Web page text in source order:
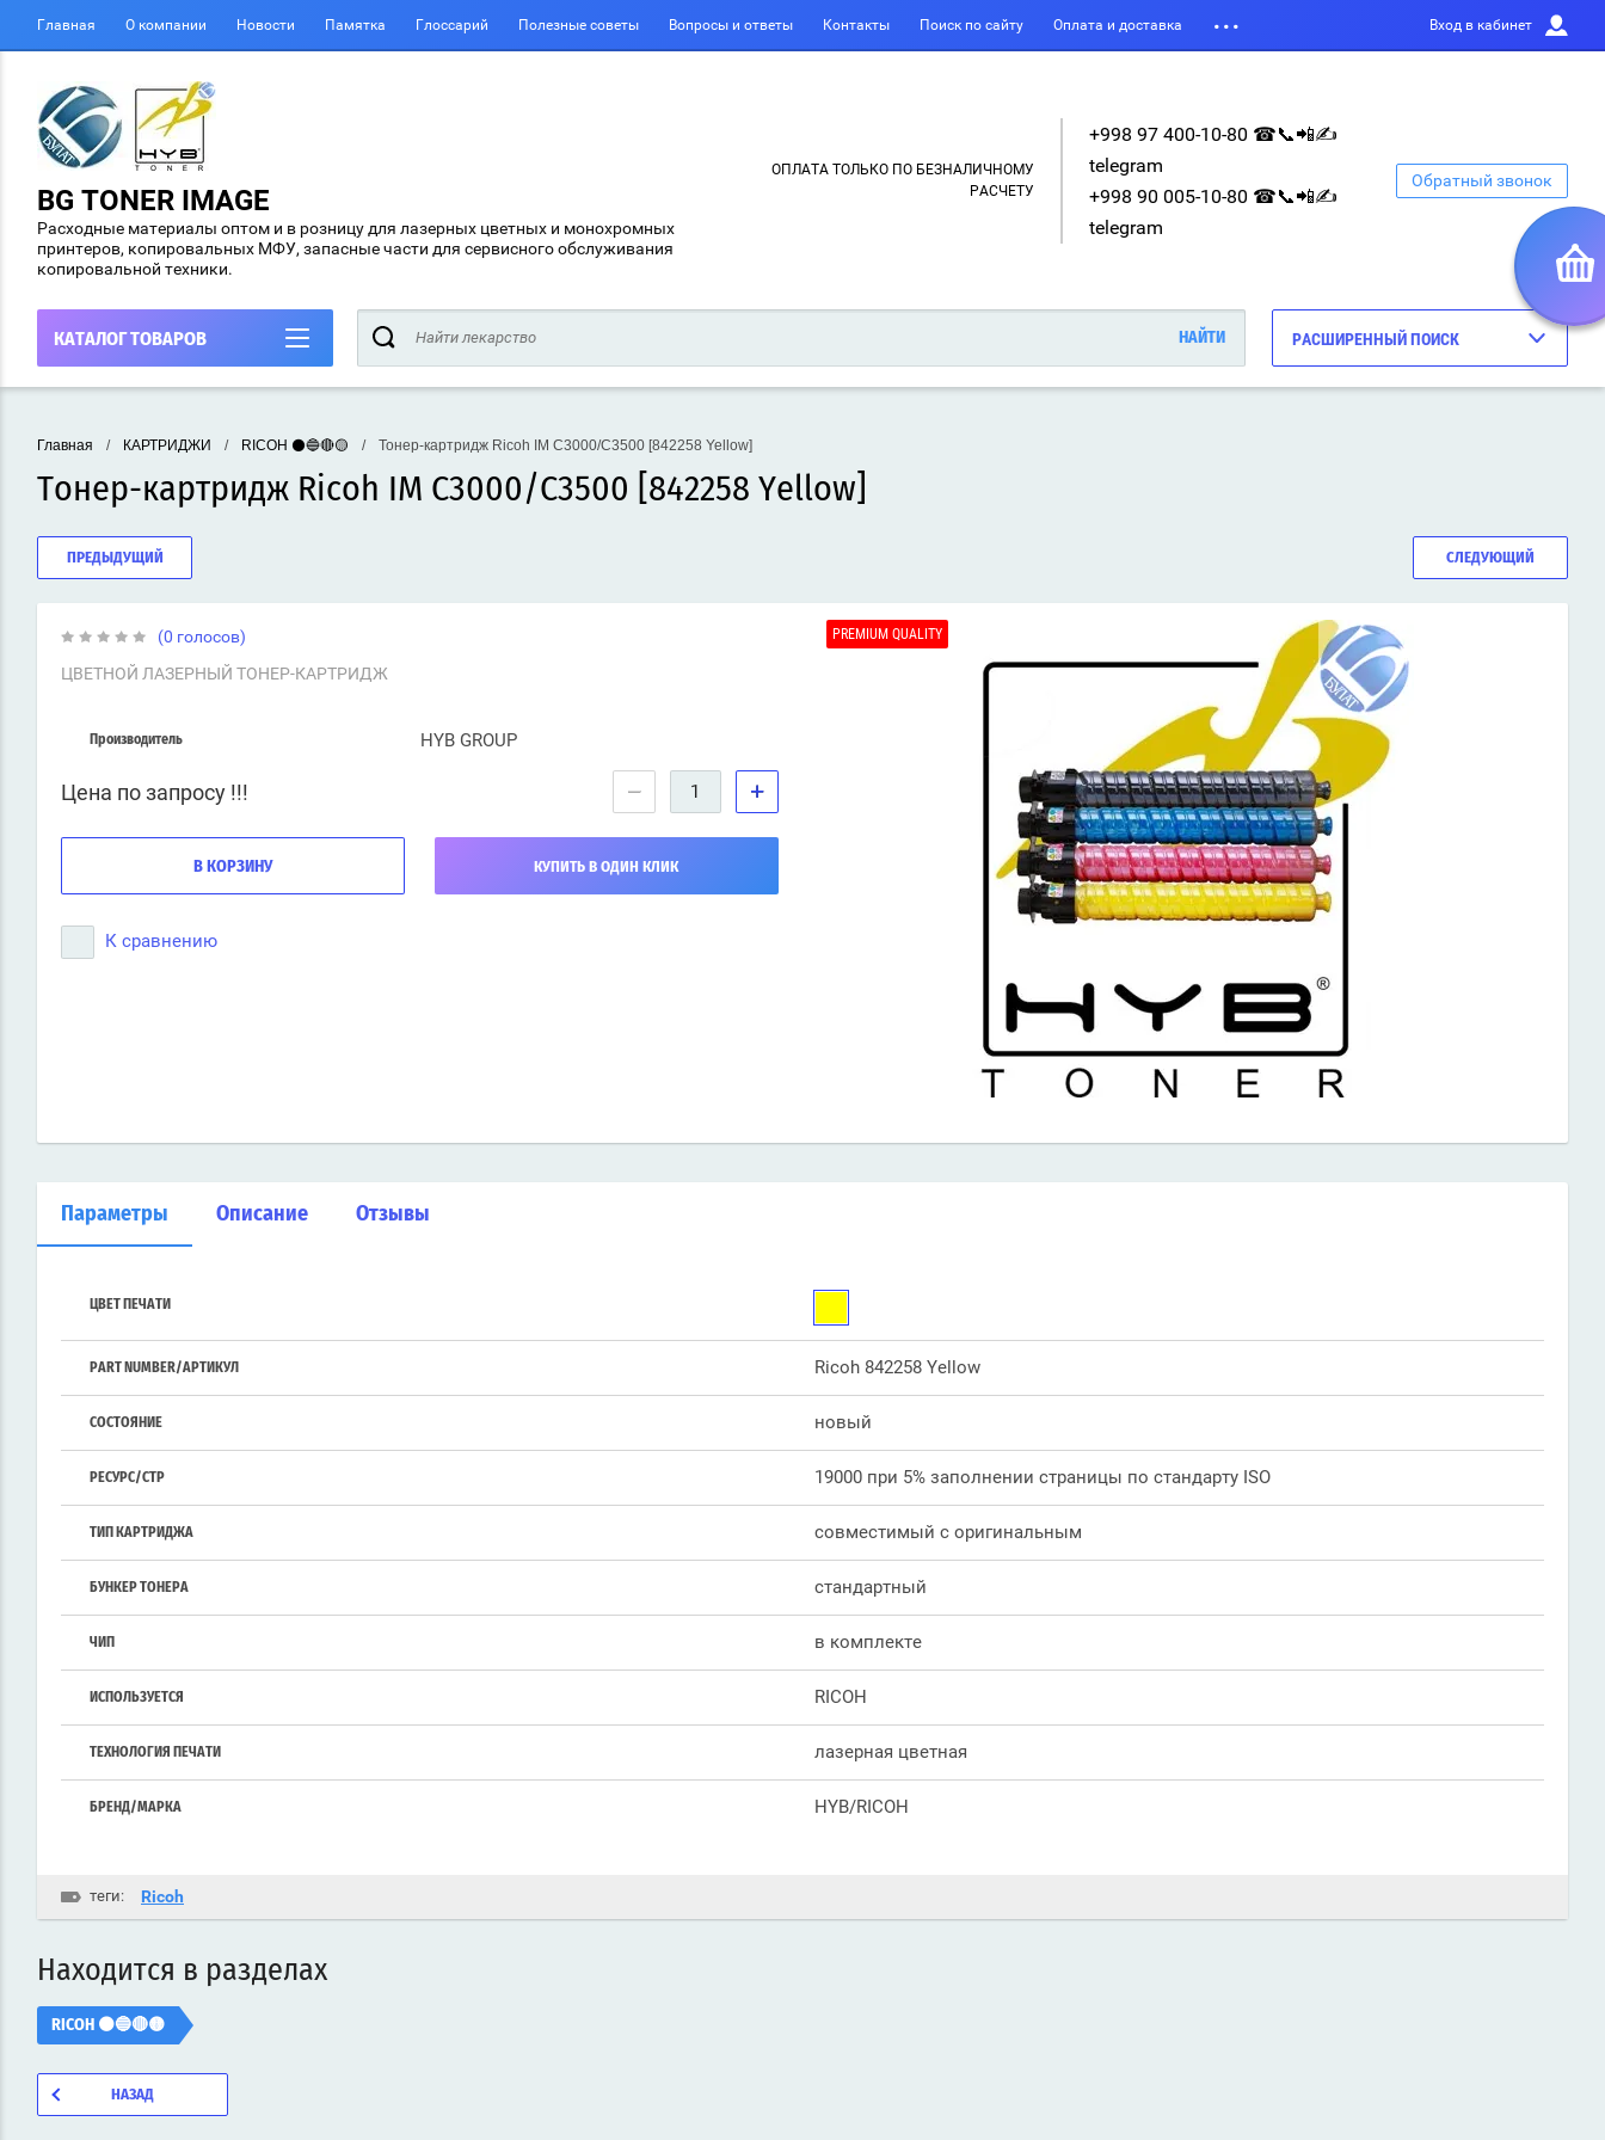
Главная О компании Новости Памятка Глоссарий Полезные советы Вопросы и ответы Контакты Поиск по сайту Оплата и доставка Вход в кабинет
BG TONER IMAGE
Расходные материалы оптом и в розницу для лазерных цветных и монохромных
принтеров, копировальных МФУ, запасные части для сервисного обслуживания
копировальной техники.
ОПЛАТА ТОЛЬКО ПО БЕЗНАЛИЧНОМУ
РАСЧЕТУ
+998 97 400-10-80 ☎📞📲✍
telegram
+998 90 005-10-80 ☎📞📲✍
telegram
Обратный звонок
КАТАЛОГ ТОВАРОВ РАСШИРЕННЫЙ ПОИСК
Главная / КАРТРИДЖИ / RICOH ⚫🔵🔴🟡 / Тонер-картридж Ricoh IM C3000/C3500 [842258 Yellow]
Тонер-картридж Ricoh IM C3000/C3500 [842258 Yellow]
ПРЕДЫДУЩИЙ СЛЕДУЮЩИЙ
(0 голосов)
ЦВЕТНОЙ ЛАЗЕРНЫЙ ТОНЕР-КАРТРИДЖ
Производитель HYB GROUP
Цена по запросу !!! − +
В КОРЗИНУ КУПИТЬ В ОДИН КЛИК
К сравнению
PREMIUM QUALITY
Параметры Описание Отзывы
ЦВЕТ ПЕЧАТИ
PART NUMBER/АРТИКУЛ Ricoh 842258 Yellow
СОСТОЯНИЕ новый
РЕСУРС/СТР 19000 при 5% заполнении страницы по стандарту ISO
ТИП КАРТРИДЖА совместимый с оригинальным
БУНКЕР ТОНЕРА стандартный
ЧИП в комплекте
ИСПОЛЬЗУЕТСЯ RICOH
ТЕХНОЛОГИЯ ПЕЧАТИ лазерная цветная
БРЕНД/МАРКА HYB/RICOH
теги: Ricoh
Находится в разделах
RICOH ⚫🔵🔴🟡
НАЗАД